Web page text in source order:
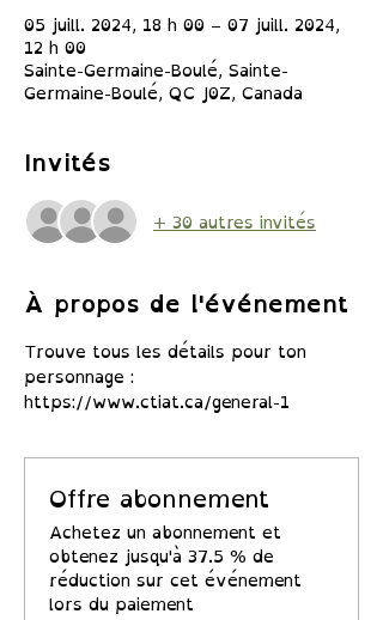
05 juill. 2024, 18 h 00 – 07 juill. 2024,
12 h 00
Sainte-Germaine-Boulé, Sainte-
Germaine-Boulé, QC J0Z, Canada
Invités
+ 30 autres invités
À propos de l'événement
Trouve tous les détails pour ton
personnage :
https://www.ctiat.ca/general-1
Offre abonnement
Achetez un abonnement et
obtenez jusqu'à 37.5 % de
réduction sur cet événement
lors du paiement